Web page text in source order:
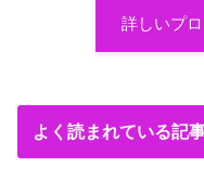
詳しいプ
よく読まれている記